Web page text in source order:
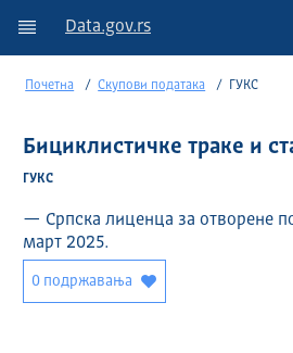
Data.gov.rs
Почетна Скупови података ГУКС
Бициклистичке траке и
ГУКС
— Српска лиценца за отворене
март 2025.
0 подржавања